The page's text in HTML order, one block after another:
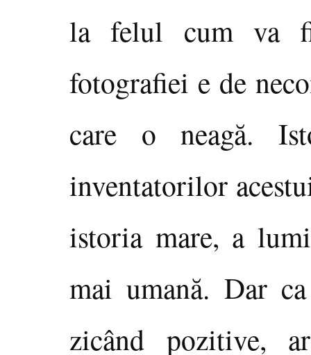
la felul cum va
fotografiei e de
care o neagă.
inventatorilor
istoria mare, a
mai umană. Dar
zicând pozitive,